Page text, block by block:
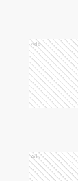
Ads
Ads